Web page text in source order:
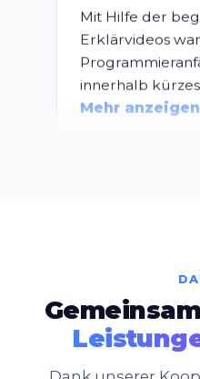
Mit Hilfe der
Erklärvideos
innerhalb
Mehr anzeigen
Den Schülern